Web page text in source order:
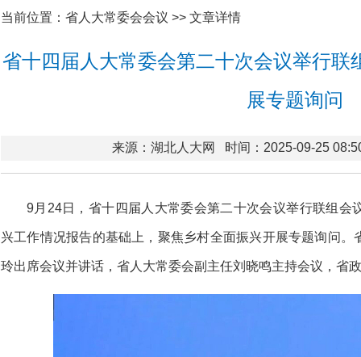
当前位置： 省人大常委会会议 >> 文章详情
省十四届人大常委会第二十次会议举行联
展专题询问
来源：湖北人大网 时间：2025-09-25
9月24日，省十四届人大常委会第二十次会议举行联组会
兴工作情况报告的基础上，聚焦乡村全面振兴开展专题询问
玲出席会议并讲话，省人大常委会副主任刘晓鸣主持会议，省